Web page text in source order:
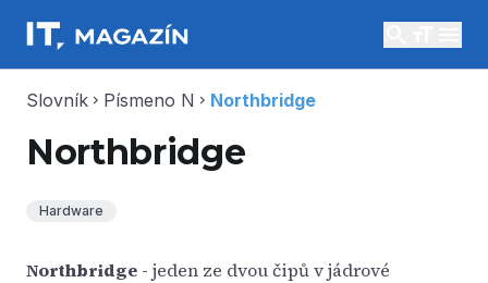
Slovník chevron_right Písmeno N chevron_right Northbridge
Northbridge
Hardware
Northbridge - jeden ze dvou čipů v jádrové